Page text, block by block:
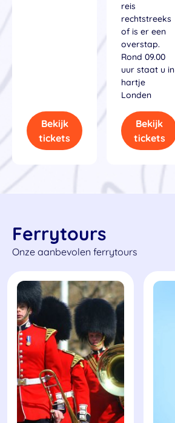
Bekijk
tickets
reis
rechtstreeks
of is er een
overstap.
Rond 09.00
uur staat u in
hartje
Londen
Bekijk
tickets
Ferrytours
Onze aanbevolen ferrytours